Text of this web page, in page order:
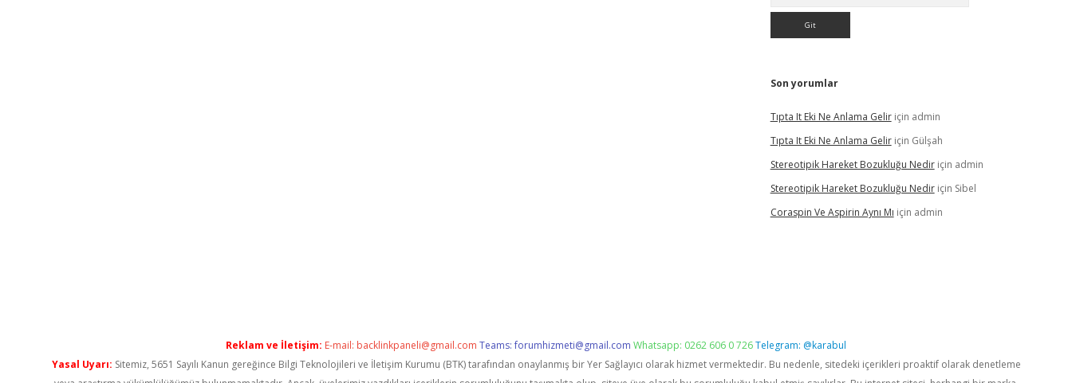
Son yorumlar
Tıpta It Eki Ne Anlama Geliriçin admin
Tıpta It Eki Ne Anlama Geliriçin Gülşah
Stereotipik Hareket Bozukluğu Nediriçin admin
Stereotipik Hareket Bozukluğu Nediriçin Sibel
Coraspin Ve Aspirin Aynı Mı için admin
Reklam ve İletişim: E-mail: backlinkpaneli@gmail.com Teams:forumhizmeti@gmail.com Whatsapp: 0262 606 0 726Telegram: @karabul
Yasal Uyarı: Sitemiz, 5651 Sayılı Kanun gereğince Bilgi Teknolojileri ve İletişim Kurumu (BTK) tarafından onaylanmış bir Yer Sağlayıcı olarak hizmet vermektedir. Bu nedenle, sitedeki içerikleri proaktif olarak denetleme